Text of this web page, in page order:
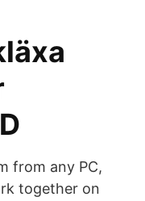
from any PC,
together on